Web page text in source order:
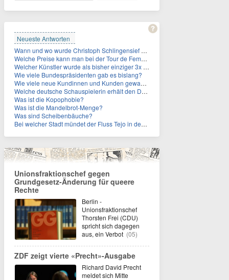
Neueste Antworten
Wann und wo wurde Christoph Schlingensief geboren?
Welche Preise kann man bei der Tour de Femmes 2026 gewinnen?
Welcher Künstler wurde als bisher einziger 3x in die Rock and Roll Hall of Fame aufgenommen?
Wie viele Bundespräsidenten gab es bislang?
Wie viele neue Kundinnen und Kunden gewann MagentaTV allein durch die WM hinzu?
Welche deutsche Schauspielerin erhält den Deutschen Kulturpolitikpreis?
Was ist die Kopophobie?
Was ist die Mandelbrot-Menge?
Was sind Scheibenbäuche?
Bei welcher Stadt mündet der Fluss Tejo in den Atlantik?
Unionsfraktionschef gegen
Grundgesetz-Änderung für queere
Rechte
Berlin -
Unionsfraktionschef
Thorsten Frei (CDU)
spricht sich dagegen
aus, ein Verbot (05)
ZDF zeigt vierte «Precht»-Ausgabe
Richard David Precht
meldet sich Mitte